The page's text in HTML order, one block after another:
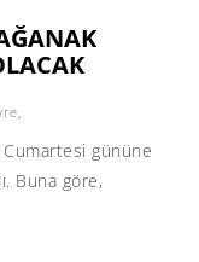
,
gününe
Buna göre,